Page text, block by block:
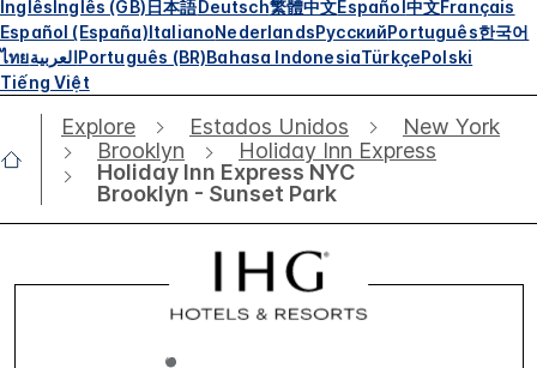
InglêsInglês (GB)日本語Deutsch繁體中文Español中文Français
Español (España)ItalianoNederlandsРусскийPortuguês한국어
ไทยالعربيةPortuguês (BR)Bahasa IndonesiaTürkçePolski
Tiếng Việt
Explore Estados Unidos
New York
Brooklyn
Holiday Inn Express
Holiday Inn Express NYC
Brooklyn - Sunset Park